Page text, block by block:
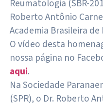
Reumatologia (SBR-
Roberto Antônio
Academia Brasileira
O vídeo desta
nossa página no
aqui.
Na Sociedade
(SPR), o Dr. Roberto